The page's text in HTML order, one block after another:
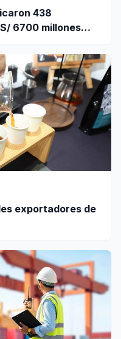
438
6700 millones
exportadores de